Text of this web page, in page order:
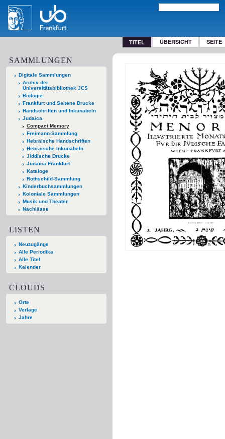
TITEL ÜBERSICHT SEITE
SAMMLUNGEN
Digitale Sammlungen
Archiv der
Universitätsbibliothek JCS
Biologie
Frankfurt und Seltene Drucke
Handschriften und Inkunabeln
Judaica
Compact Memory
Freimann-Sammlung
Hebräische Handschriften
Hebräische Inkunabeln
Jiddische Drucke
Judaica Frankfurt
Kataloge
Rothschild-Sammlung
Kinderbuchsammlungen
Koloniale Sammlungen
Musik und Theater
Nachlässe
LISTEN
Neuzugänge
Alle Periodika
Alle Titel
Kalender
CLOUDS
Orte
Verlage
Jahre